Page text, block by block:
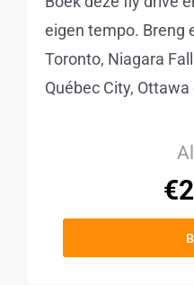
eigen tempo. Breng
Toronto, Niagara
Québec City,